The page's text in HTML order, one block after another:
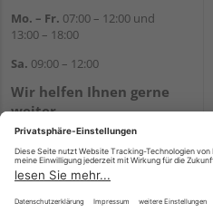
Mo. – Fr. 07:00 – 12:00 und
13:00 – 18:00
Sa. 09:00 – 12:00
Wir helfen Ihnen gerne
weiter
Tel.:+49 8122 14197
E-Mail:vertrieb@holz-liebl.de